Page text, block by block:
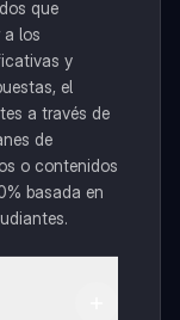
que
a los
y
el
a través de
de
o contenidos
basada en